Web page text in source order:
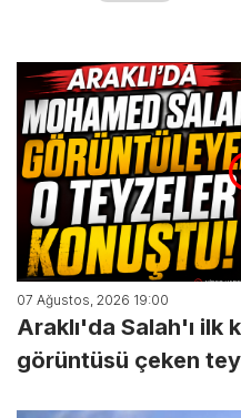
07 Ağustos, 2026 19:00
Araklı'da Salah'ı ilk
görüntüsü çeken